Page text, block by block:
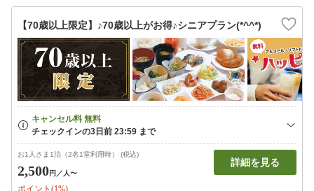
【70歳以上限定】♪70歳以上がお得♪シニアプラン(*^^*)
お1人さま1泊（2名1室利用時） (税込)
2,500円 ／人〜
ポイント(1%)
詳細を見る